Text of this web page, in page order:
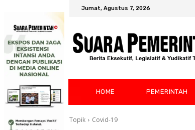
Jumat, Agustus 7, 2026
HOME PEMERINTAH
Topik Covid-19